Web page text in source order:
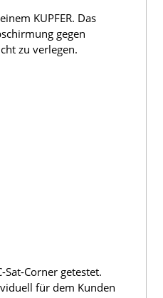
KUPFER. Das
gegen
zu verlegen.
Corner getestet.
für dem Kunden